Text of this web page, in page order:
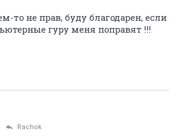
то не прав, буду благодарен, если
гуру меня поправят !!!
Rachok